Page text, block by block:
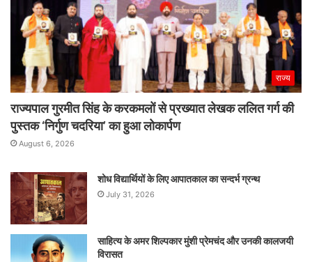
राज्य
राज्यपाल गुरमीत सिंह के करकमलों से प्रख्यात लेखक ललित गर्ग की
पुस्तक ‘निर्गुण चदरिया’ का हुआ लोकार्पण
August 6, 2026
शोध विद्यार्थियों के लिए आपातकाल का सन्दर्भ ग्रन्थ
July 31, 2026
साहित्य के अमर शिल्पकार मुंशी प्रेमचंद और उनकी कालजयी
विरासत